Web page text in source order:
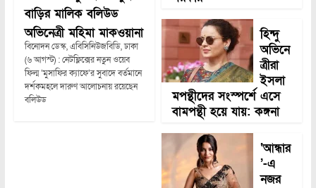
বাড়ির মালিক বলিউড
অভিনেত্রী মহিমা মাকওয়ানা
বিনোদন ডেস্ক, এবিসিনিউজবিডি, ঢাকা
(৬ আগস্ট) : নেটফ্লিক্সের নতুন ওয়েব
ফিল্ম ‘মুসাফির ক্যাফে’র সুবাদে বর্তমানে
দর্শকমহলে দারুণ আলোচনায় রয়েছেন
বলিউড
হিন্দু
অভিনে
ত্রীরা
ইসলা
মপন্থীদের সংস্পর্শে এসে
বামপন্থী হয়ে যায়: কঙ্গনা
‘আন্ধার
’-এ
নজর